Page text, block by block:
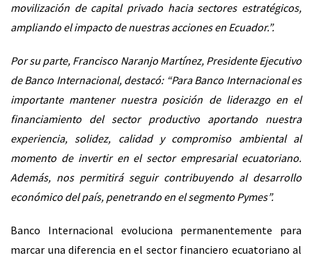
movilización de capital privado hacia sectores estratégicos,
ampliando el impacto de nuestras acciones en Ecuador.”.
Por su parte, Francisco Naranjo Martínez, Presidente Ejecutivo
de Banco Internacional, destacó: “Para Banco Internacional es
importante mantener nuestra posición de liderazgo en el
financiamiento del sector productivo aportando nuestra
experiencia, solidez, calidad y compromiso ambiental al
momento de invertir en el sector empresarial ecuatoriano.
Además, nos permitirá seguir contribuyendo al desarrollo
económico del país, penetrando en el segmento Pymes”.
Banco Internacional evoluciona permanentemente para
marcar una diferencia en el sector financiero ecuatoriano al